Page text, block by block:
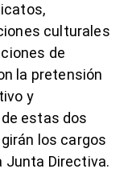
culturales
de
la pretensión
y
estas dos
los cargos
Junta Directiva.